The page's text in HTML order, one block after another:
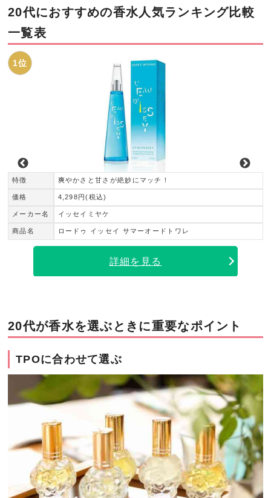
20代におすすめの香水人気ランキング比較
一覧表
1位
特徴
価格
メーカー名
商品名
爽やかさと甘さが絶妙にマッチ！
4,298円(税込)
イッセイミヤケ
ロードゥ イッセイ サマーオードトワレ
詳細を見る
20代が香水を選ぶときに重要なポイント
TPOに合わせて選ぶ